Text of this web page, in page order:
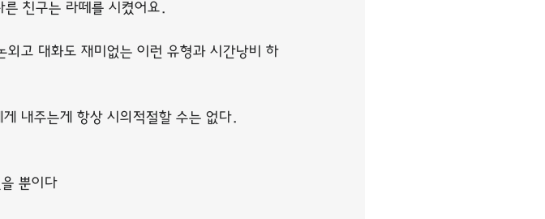
친구는 라떼를 시켰어요.
고 대화도 재미없는 이런 유형과 시간낭비 하
내주는게 항상 시의적절할 수는 없다.
뿐이다